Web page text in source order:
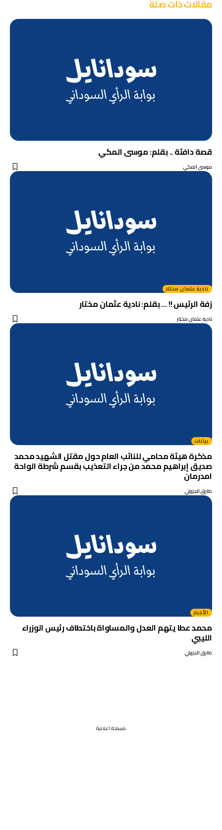
مقالات ذات صلة
قصة دافئة .. بقلم: موسى المكي
موسى المكي
نادية عثمان مختار
زفة الرئيس !! … بقلم: نادية عثمان مختار
نادية عثمان مختار
بيانات
مذكرة هيئة محامي للنائب العام حول مقتل الشهيد محمد
صديق إبراهيم محمد من جراء التعذيب بقسم شرطة الواحة
امدرمان
طارق الجزولي
الأخبار
محمد عطا يتهم العدل والمساواة باختطاف رئيس الوزراء
الليبي
طارق الجزولي
مساحة اعلانية